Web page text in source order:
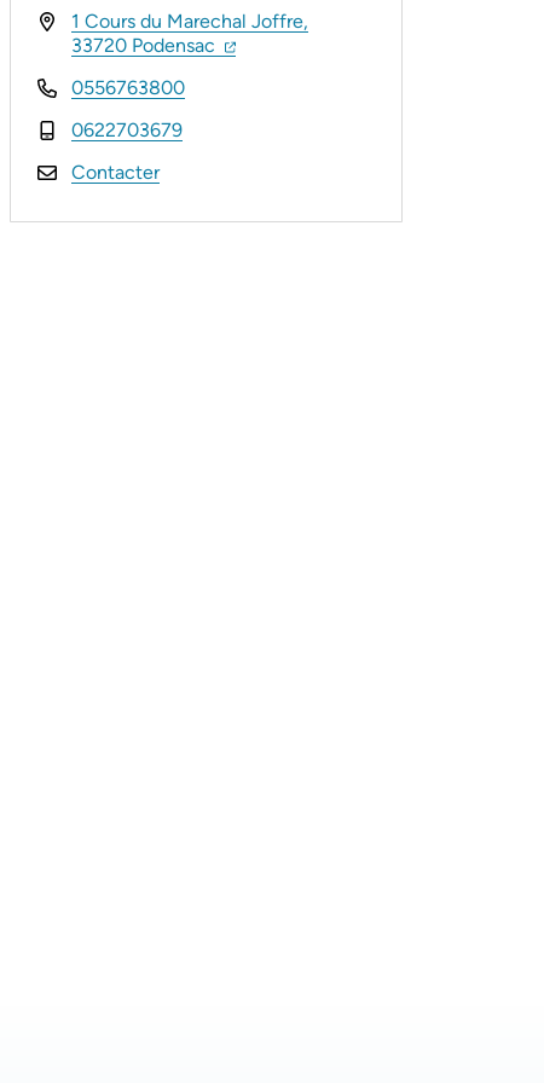
1 Cours du Marechal Joffre,
33720 Podensac (ouverture dans un nouvel onglet)
(ouverture dans un nouvel onglet)
0556763800
0622703679
Contacter